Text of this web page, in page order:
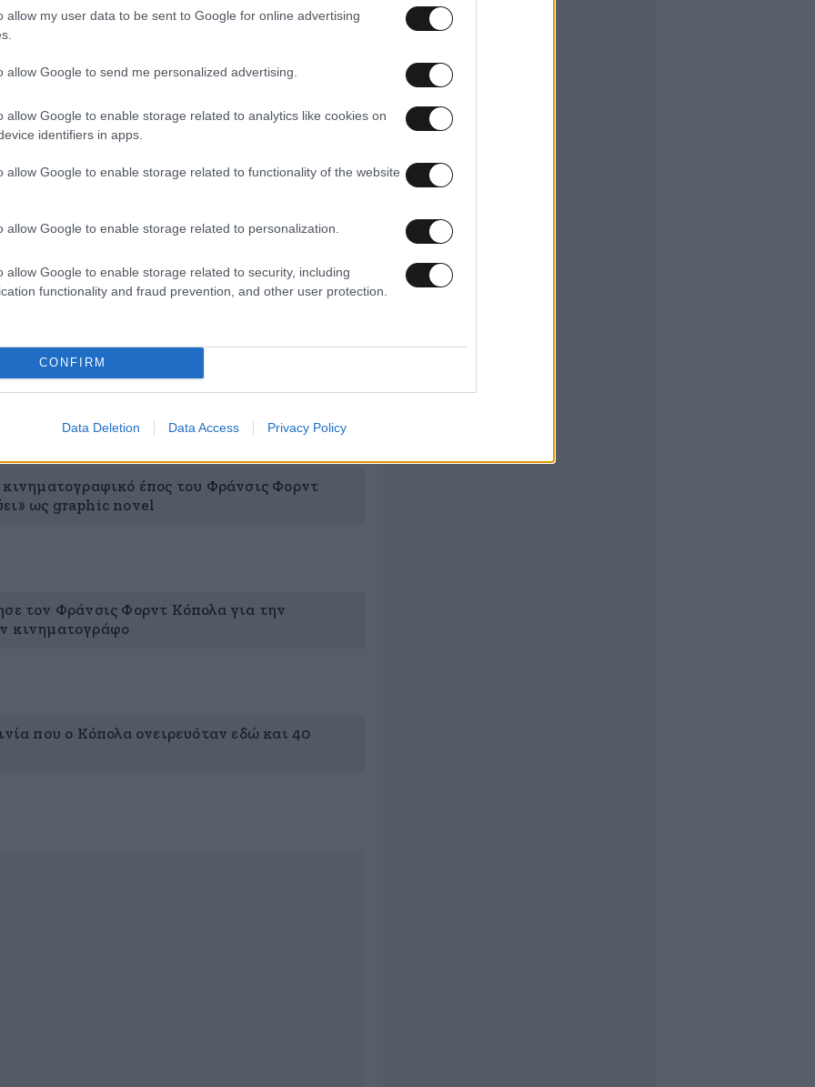
allow my user data to be sent to Google for online advertising
allow Google to send me personalized advertising.
allow Google to enable storage related to analytics like cookies on
identifiers in apps.
allow Google to enable storage related to functionality of the website
allow Google to enable storage related to personalization.
allow Google to enable storage related to security, including
functionality and fraud prevention, and other user protection.
CONFIRM
Data Deletion Data Access Privacy Policy
έπος του Φράνσις Φορντ
ως graphic novel
τον Φράνσις Φορντ Κόπολα για την
κινηματογράφο
που ο Κόπολα ονειρευόταν εδώ και 40